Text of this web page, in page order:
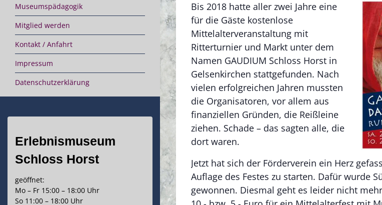
Museumspädagogik
Mitglied werden
Kontakt / Anfahrt
Impressum
Datenschutzerklärung
Erlebnismuseum
Schloss Horst
geöffnet:
Mo – Fr 15:00 – 18:00 Uhr
So 11:00 – 18:00 Uhr
Bis 2018 hatte aller zwei Jahre eine
für die Gäste kostenlose
Mittelalterveranstaltung mit
Ritterturnier und Markt unter dem
Namen GAUDIUM Schloss Horst in
Gelsenkirchen stattgefunden. Nach
vielen erfolgreichen Jahren mussten
die Organisatoren, vor allem aus
finanziellen Gründen, die Reißleine
ziehen. Schade – das sagten alle, die
dort waren.
Jetzt hat sich der Förderverein ein Herz
Auflage des Festes zu starten. Dafür wurde
gewonnen. Diesmal geht es leider nicht